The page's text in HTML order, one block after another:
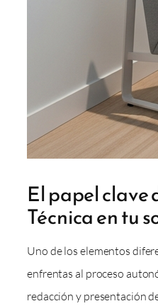
El papel clave
Técnica en tu
Uno de los elementos
enfrentas al proceso
redacción y presentación